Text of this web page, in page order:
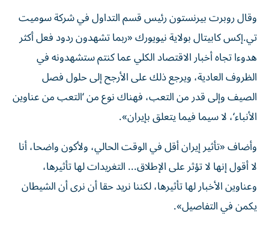
وقال روبرت بيرنستون رئيس قسم التداول في شركة ‌سوميت
تي.إكس كابيتال بولاية نيويورك «ربما تشهدون ردود فعل أكثر
هدوءا تجاه أخبار الاقتصاد الكلي عما كنتم ستشهدونه في
الظروف العادية، ويرجع ذلك على الأرجح إلى حلول ⁠فصل
الصيف وإلى قدر من التعب، فهناك نوع من ‘التعب من عناوين
الأنباء‘، لا سيما فيما يتعلق بإيران».
وأضاف «تأثير إيران أقل في الوقت الحالي، ولأكون واضحا، أنا
لا أقول ​إنها لا ‌تؤثر على الإطلاق... التغريدات لها تأثيرها،
وعناوين الأخبار لها تأثيرها، لكننا ‌نريد حقا أن نرى أن الشيطان
يكمن في التفاصيل».